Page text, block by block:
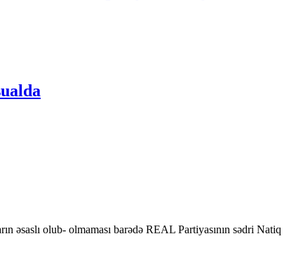
əsaslı olub- olmaması barədə REAL Partiyasının sədri Natiq